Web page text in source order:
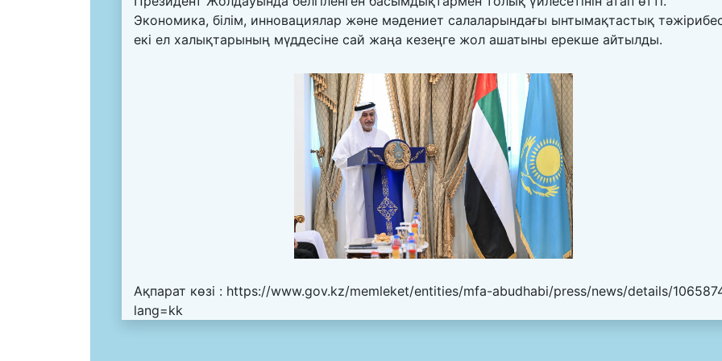
Экономика, білім, инновациялар және мәдениет салаларындағы ынтымақтастық
екі ел халықтарының мүддесіне сай жаңа кезеңге жол ашатыны ерекше айтылды.
Ақпарат көзі : https://www.gov.kz/memleket/entities/mfa-abudhabi/press/news/details/
lang=kk